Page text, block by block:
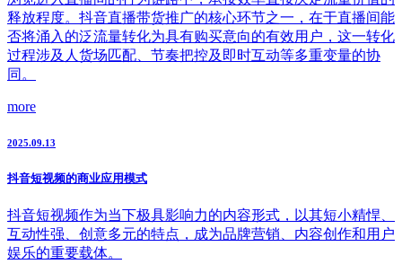
释放程度。抖音直播带货推广的核心环节之一，在于直播间能
否将涌入的泛流量转化为具有购买意向的有效用户，这一转化
过程涉及人货场匹配、节奏把控及即时互动等多重变量的协
同。
more
2025.09.13
抖音短视频的商业应用模式
抖音短视频作为当下极具影响力的内容形式，以其短小精悍、
互动性强、创意多元的特点，成为品牌营销、内容创作和用户
娱乐的重要载体。